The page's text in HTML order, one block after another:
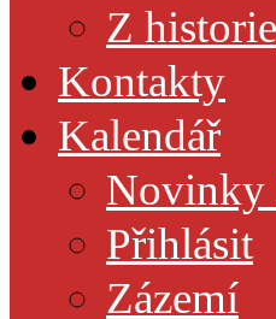
Z historie
Kontakty
Kalendář
Novinky
Přihlásit
Zázemí